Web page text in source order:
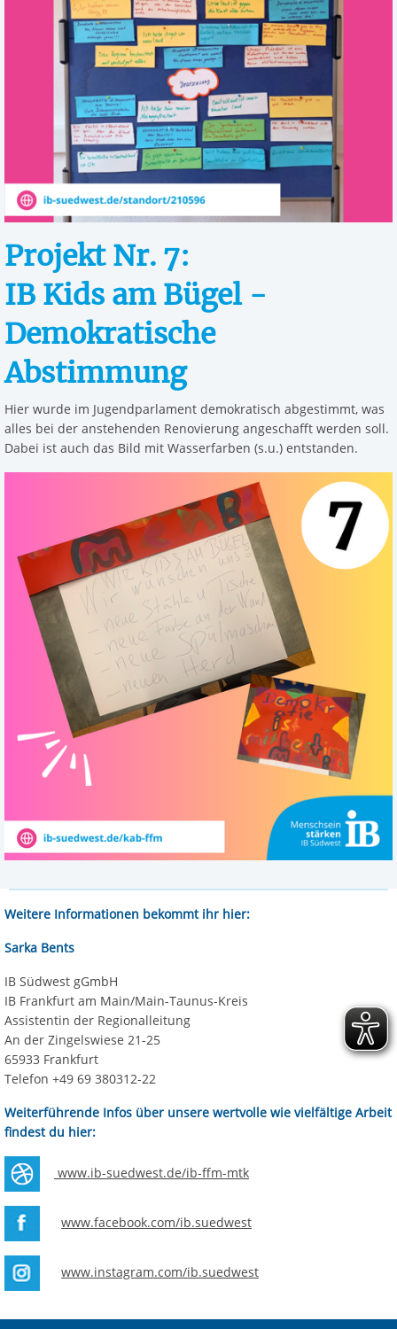
Projekt Nr. 7:
IB Kids am Bügel -
Demokratische
Abstimmung
Hier wurde im Jugendparlament demokratisch abgestimmt, was
alles bei der anstehenden Renovierung angeschafft werden soll.
Dabei ist auch das Bild mit Wasserfarben (s.u.) entstanden.
Weitere Informationen bekommt ihr hier:
Sarka Bents
IB Südwest gGmbH
IB Frankfurt am Main/Main-Taunus-Kreis
Assistentin der Regionalleitung
An der Zingelswiese 21-25
65933 Frankfurt
Telefon +49 69 380312-22
Weiterführende Infos über unsere wertvolle wie vielfältige Arbeit
findest du hier:
www.ib-suedwest.de/ib-ffm-mtk
www.facebook.com/ib.suedwest
www.instagram.com/ib.suedwest